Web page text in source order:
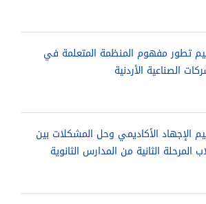
تطور مفهوم المنظمة المتعلمة في
الصناعية الأردنية
الإجهاد الأكاديمي وحل المشكلات بين
المرحلة الثانية من المدارس الثانوية